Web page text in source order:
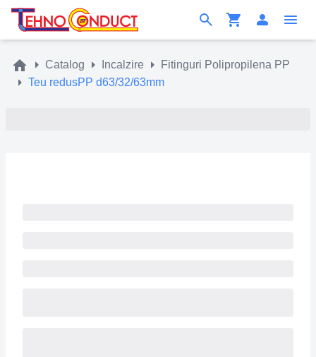
Catalog Incalzire
Fitinguri Polipropilena PP
Teu redusPP d63/32/63mm